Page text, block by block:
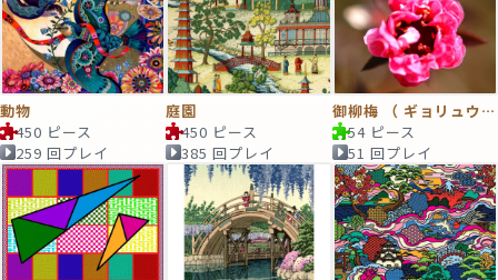
動物
450 ピース
259 回プレイ
庭園
450 ピース
385 回プレイ
御柳梅 （ ギョリュウバイ）
54 ピース
51 回プレイ